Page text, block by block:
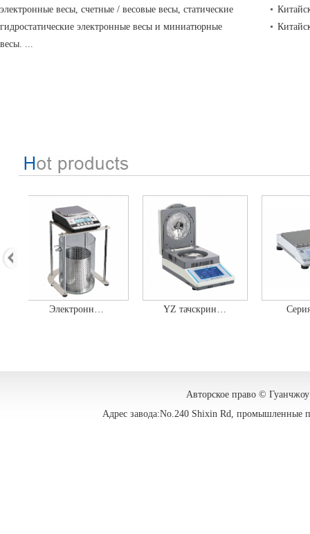
электронные весы, счетные / весовые весы, статические
гидростатические электронные весы и миниатюрные
весы. ...
Электронн… YZ тачскрин…
Авторское право ©
Адрес завода:No.240 Shixin Rd, промышленные